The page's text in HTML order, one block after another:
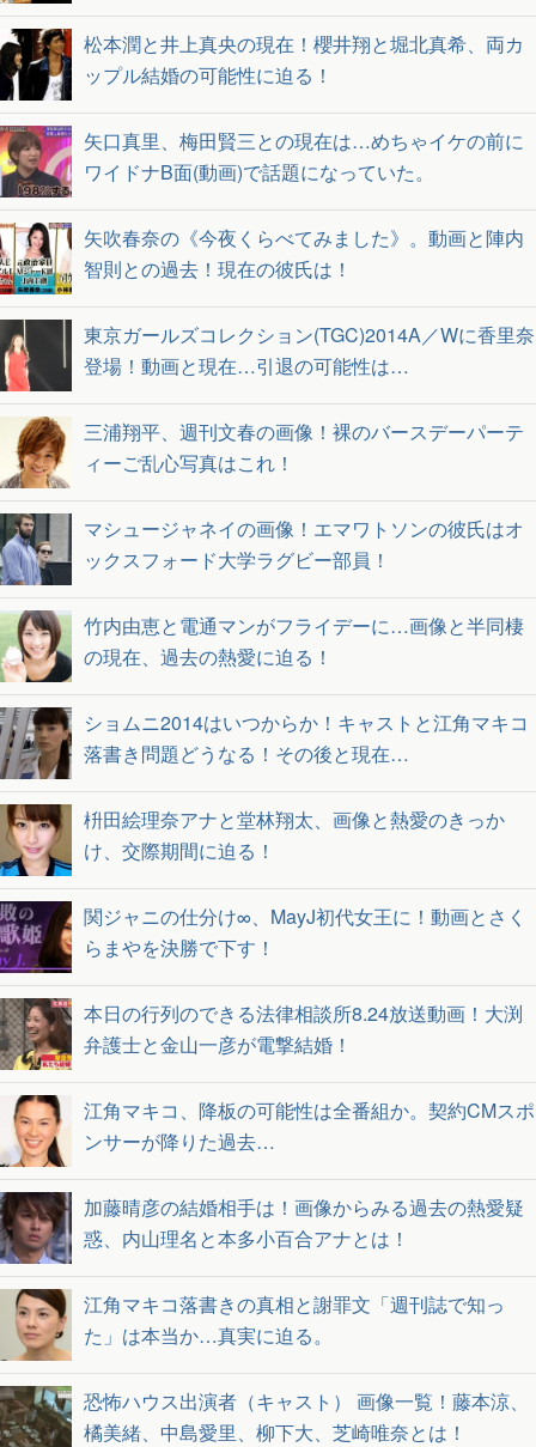
松本潤と井上真央の現在！櫻井翔と堀北真希、両カ
ップル結婚の可能性に迫る！
矢口真里、梅田賢三との現在は…めちゃイケの前に
ワイドナB面(動画)で話題になっていた。
矢吹春奈の《今夜くらべてみました》。動画と陣内
智則との過去！現在の彼氏は！
東京ガールズコレクション(TGC)2014A／Wに香里奈
登場！動画と現在…引退の可能性は…
三浦翔平、週刊文春の画像！裸のバースデーパーテ
ィーご乱心写真はこれ！
マシュージャネイの画像！エマワトソンの彼氏はオ
ックスフォード大学ラグビー部員！
竹内由恵と電通マンがフライデーに…画像と半同棲
の現在、過去の熱愛に迫る！
ショムニ2014はいつからか！キャストと江角マキコ
落書き問題どうなる！その後と現在…
枡田絵理奈アナと堂林翔太、画像と熱愛のきっか
け、交際期間に迫る！
関ジャニの仕分け∞、MayJ初代女王に！動画とさく
らまやを決勝で下す！
本日の行列のできる法律相談所8.24放送動画！大渕
弁護士と金山一彦が電撃結婚！
江角マキコ、降板の可能性は全番組か。契約CMスポ
ンサーが降りた過去…
加藤晴彦の結婚相手は！画像からみる過去の熱愛疑
惑、内山理名と本多小百合アナとは！
江角マキコ落書きの真相と謝罪文「週刊誌で知っ
た」は本当か…真実に迫る。
恐怖ハウス出演者（キャスト） 画像一覧！藤本涼、
橘美緒、中島愛里、柳下大、芝崎唯奈とは！